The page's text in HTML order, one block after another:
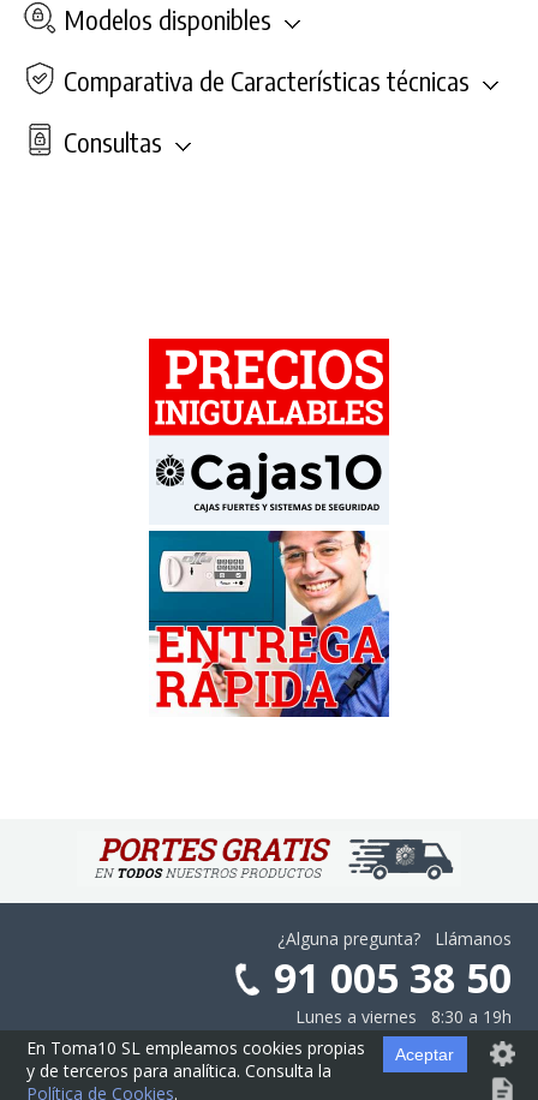
Modelos disponibles
Comparativa de Características técnicas
Consultas
¿Alguna pregunta? Llámanos
91 005 38 50
Lunes a viernes 8:30 a 19h
Aviso Legal·Privacidad·Cookies·Configurar las Cookies·Contratación
En Toma10 SL empleamos cookies propias
y de terceros para analítica. Consulta la
Política de Cookies.
Aceptar